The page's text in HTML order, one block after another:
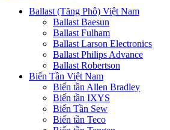
Ballast (Tăng Phô) Việt Nam
Ballast Baesun
Ballast Fulham
Ballast Larson Electronics
Ballast Philips Advance
Ballast Robertson
Biến Tần Việt Nam
Biến tần Allen Bradley
Biến tần IXYS
Biến Tần Sew
Biến tần Teco